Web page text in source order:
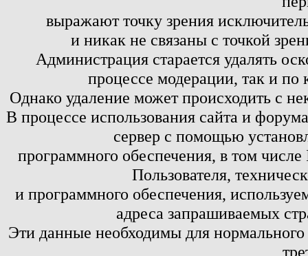
выражают точку зрения
и никак не связаны с точкой
Администрация старается удалять
процессе модерации, так и по
Однако удаление может происходить с
В процессе использования сайта и
сервер с помощью
программного обеспечения, в том
Пользователя,
и программного обеспечения,
адреса запрашиваемых
Эти данные необходимы для